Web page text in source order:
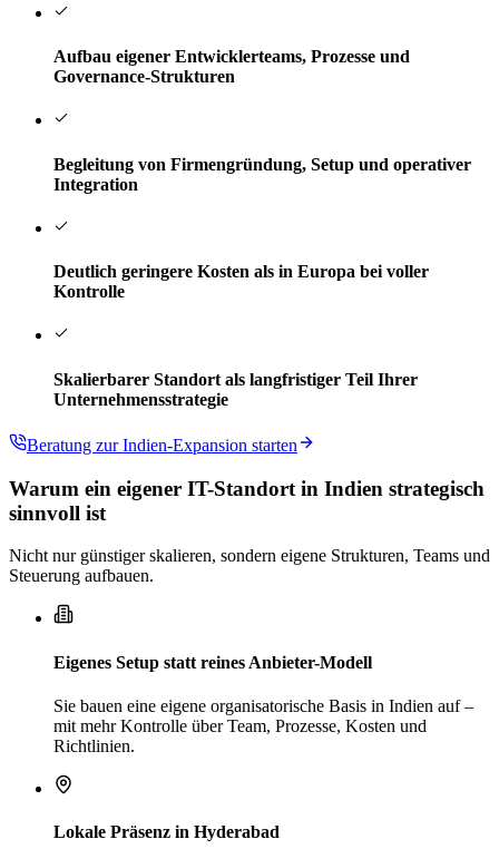
Aufbau eigener Entwicklerteams, Prozesse und
Governance-Strukturen
Begleitung von Firmengründung, Setup und operativer
Integration
Deutlich geringere Kosten als in Europa bei voller
Kontrolle
Skalierbarer Standort als langfristiger Teil Ihrer
Unternehmensstrategie
Beratung zur Indien-Expansion starten
Warum ein eigener IT-Standort in Indien strategisch
sinnvoll ist
Nicht nur günstiger skalieren, sondern eigene Strukturen, Teams und
Steuerung aufbauen.
Eigenes Setup statt reines Anbieter-Modell
Sie bauen eine eigene organisatorische Basis in Indien auf –
mit mehr Kontrolle über Team, Prozesse, Kosten und
Richtlinien.
Lokale Präsenz in Hyderabad